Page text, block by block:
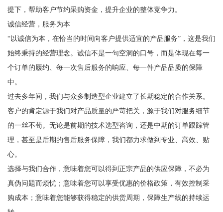
提下，帮助客户节约采购资金，提升企业的整体竞争力。
诚信经营，服务为本
“以诚信为本，在恰当的时间向客户提供适宜的产品服务”，这是我们
始终秉持的经营理念。诚信不是一句空洞的口号，而是体现在每一
个订单的履约、每一次售后服务的响应、每一件产品品质的保障
中。
过去多年间，我们与众多制造型企业建立了长期稳定的合作关系。
客户的肯定源于我们对产品质量的严苛把关，源于我们对服务细节
的一丝不苟。无论是前期的技术选型咨询，还是中期的订单跟踪管
理，甚至是后期的售后服务保障，我们都力求做到专业、高效、贴
心。
选择与我们合作，意味着您可以得到正宗产品的供应保障，不必为
真伪问题而烦忧；意味着您可以享受优惠的价格政策，有效控制采
购成本；意味着您能够获得稳定的供货周期，保障生产线的持续运